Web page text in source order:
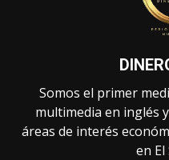
Somos el primer
multimedia en inglés
áreas de interés
en El